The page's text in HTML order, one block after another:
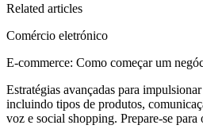
Related articles
Comércio eletrónico
E-commerce: Como começar um
Estratégias avançadas para
incluindo tipos de produtos,
voz e social shopping. Prepare-se